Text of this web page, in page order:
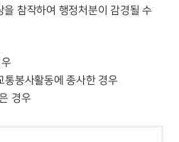
참작하여 행정처분이 감경될 수
봉사활동에 종사한 경우
경우